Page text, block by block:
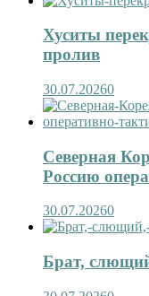
Хуситы
пролив
30.07.20260
Северная
Россию
30.07.20260
Брат,